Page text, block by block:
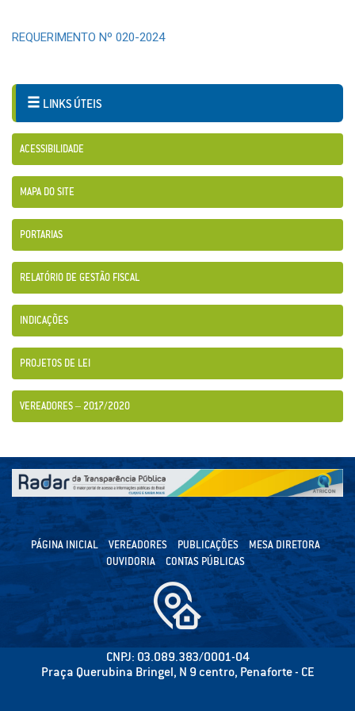
REQUERIMENTO Nº 020-2024
LINKS ÚTEIS
ACESSIBILIDADE
MAPA DO SITE
PORTARIAS
RELATÓRIO DE GESTÃO FISCAL
INDICAÇÕES
PROJETOS DE LEI
VEREADORES – 2017/2020
PÁGINA INICIAL VEREADORES PUBLICAÇÕES
MESA DIRETORA
OUVIDORIA
CONTAS PÚBLICAS
CNPJ: 03.089.383/0001-04
Praça Querubina Bringel, N 9 centro, Penaforte - CE